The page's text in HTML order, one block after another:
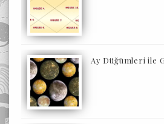
Ay Düğümleri ile